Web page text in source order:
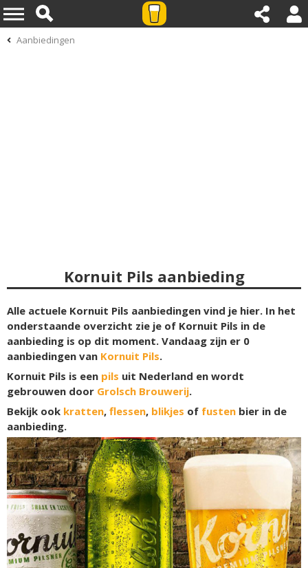
Aanbiedingen
Kornuit Pils aanbieding
Alle actuele Kornuit Pils aanbiedingen vind je hier. In het
onderstaande overzicht zie je of Kornuit Pils in de
aanbieding is op dit moment. Vandaag zijn er 0
aanbiedingen van Kornuit Pils.
Kornuit Pils is een pils uit Nederland en wordt
gebrouwen door Grolsch Brouwerij.
Bekijk ook kratten, flessen, blikjes of fusten bier in de
aanbieding.